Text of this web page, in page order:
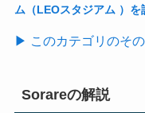
ム（LEOスタジアム ）を
▶ このカテゴリのそ
Sorareの解説